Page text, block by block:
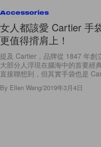
Accessories
女人都該愛 Cartier 手
更值得揹肩上！
提及 Cartier，品牌從 1847 年創
大部分人浮現在腦海中的首要經
直接聯想到，但其實手袋也是
By Ellen Wang/2019年3月4日